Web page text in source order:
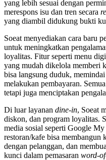
yang lebih sesuai dengan
merespons isu dan tren secara
yang diambil didukung bukti
Soeat menyediakan cara baru
untuk meningkatkan
loyalitas. Fitur seperti menu
yang mudah dikelola memberi
bisa langsung duduk,
melakukan pembayaran.
tetapi juga menciptakan
Di luar layanan dine-in, Soeat
diskon, dan program loyalitas.
media sosial seperti Google
restoran/kafe bisa membangun
dengan pelanggan, dan
kunci dalam pemasaran word-